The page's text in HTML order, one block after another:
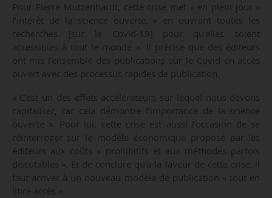
Pour Pierre Mutzenhardt, cette crise met « en plein jour »
l’intérêt de la science ouverte, « en ouvrant toutes les
recherches [sur le Covid-19] pour qu’elles soient
accessibles à tout le monde ». Il précise que des éditeurs
ont mis l’ensemble des publications sur le Covid en accès
ouvert avec des processus rapides de publication.
« C’est un des effets accélérateurs sur lequel nous devons
capitaliser, car cela démontre l’importance de la science
ouverte ». Pour lui, cette crise est aussi l’occasion de se
réinterroger sur le modèle économique proposé par les
éditeurs aux coûts « prohibitifs et aux méthodes parfois
discutables ». Et de conclure qu’à la faveur de cette crise, il
faut arriver à un nouveau modèle de publication « tout en
libre accès ».